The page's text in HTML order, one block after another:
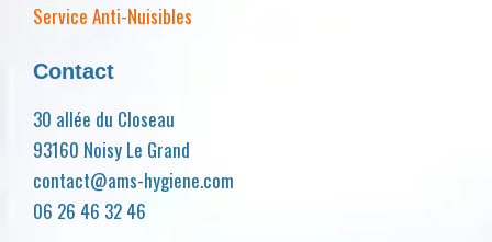
Service Anti-Nuisibles
Contact
30 allée du Closeau
93160 Noisy Le Grand
contact@ams-hygiene.com
06 26 46 32 46